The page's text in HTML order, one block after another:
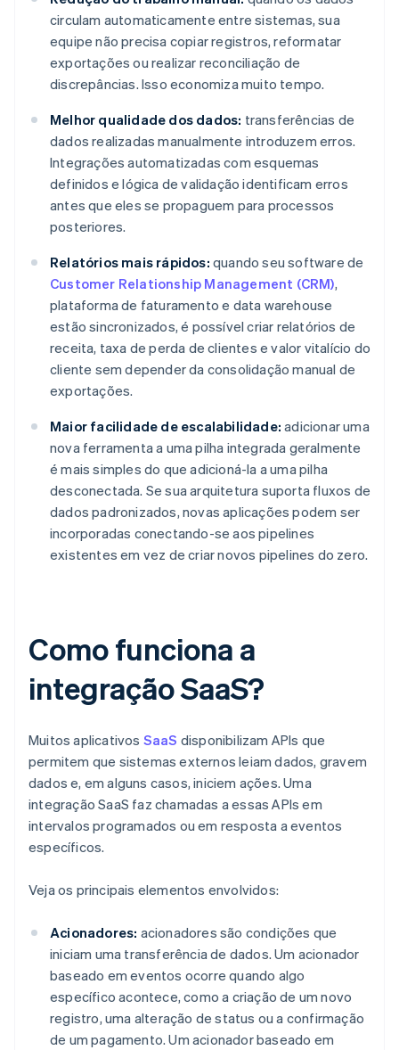
circulam automaticamente entre sistemas, sua
equipe não precisa copiar registros, reformatar
exportações ou realizar reconciliação de
discrepâncias. Isso economiza muito tempo.
Melhor qualidade dos dados: transferências de
dados realizadas manualmente introduzem erros.
Integrações automatizadas com esquemas
definidos e lógica de validação identificam erros
antes que eles se propaguem para processos
posteriores.
Relatórios mais rápidos: quando seu software de
Customer Relationship Management (CRM),
plataforma de faturamento e data warehouse
estão sincronizados, é possível criar relatórios de
receita, taxa de perda de clientes e valor vitalício do
cliente sem depender da consolidação manual de
exportações.
Maior facilidade de escalabilidade: adicionar uma
nova ferramenta a uma pilha integrada geralmente
é mais simples do que adicioná-la a uma pilha
desconectada. Se sua arquitetura suporta fluxos de
dados padronizados, novas aplicações podem ser
incorporadas conectando-se aos pipelines
existentes em vez de criar novos pipelines do zero.
Como funciona a
integração SaaS?
Muitos aplicativos SaaS disponibilizam APIs que
permitem que sistemas externos leiam dados, gravem
dados e, em alguns casos, iniciem ações. Uma
integração SaaS faz chamadas a essas APIs em
intervalos programados ou em resposta a eventos
específicos.
Veja os principais elementos envolvidos:
Acionadores: acionadores são condições que
iniciam uma transferência de dados. Um acionador
baseado em eventos ocorre quando algo
específico acontece, como a criação de um novo
registro, uma alteração de status ou a confirmação
de um pagamento. Um acionador baseado em